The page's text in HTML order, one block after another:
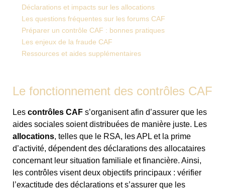
Déclarations et impacts sur les allocations
Les questions fréquentes sur les forums CAF
Préparer un contrôle CAF : bonnes pratiques
Les enjeux de la fraude CAF
Ressources et aides supplémentaires
Le fonctionnement des contrôles CAF
Les contrôles CAF s’organisent afin d’assurer que les
aides sociales soient distribuées de manière juste. Les
allocations, telles que le RSA, les APL et la prime
d’activité, dépendent des déclarations des allocataires
concernant leur situation familiale et financière. Ainsi,
les contrôles visent deux objectifs principaux : vérifier
l’exactitude des déclarations et s’assurer que les